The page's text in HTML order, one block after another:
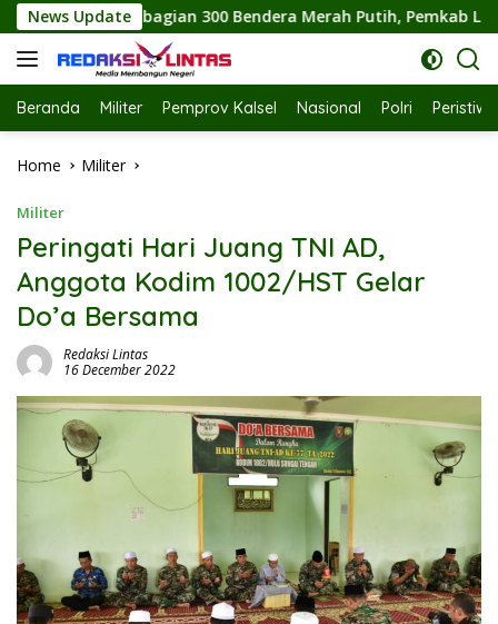
Skip
to
content
News Update
300 Bendera Merah Putih, Pemkab Labuhanbatu Semarakkan
Beranda Militer Pemprov Kalsel Nasional Polri
Home Militer
Militer
Peringati Hari Juang TNI AD,
Anggota Kodim 1002/HST Gelar
Do’a Bersama
Redaksi Lintas
16 December 2022